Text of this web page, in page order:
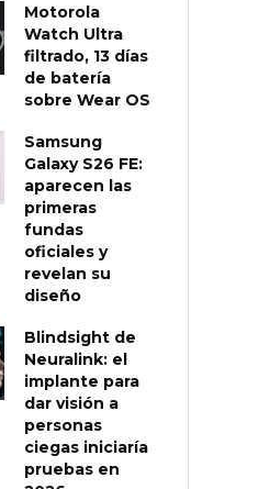
Motorola
Watch Ultra
filtrado, 13 días
de batería
sobre Wear OS
Samsung
Galaxy S26 FE:
aparecen las
primeras
fundas
oficiales y
revelan su
diseño
Blindsight de
Neuralink: el
implante para
dar visión a
personas
ciegas iniciaría
pruebas en